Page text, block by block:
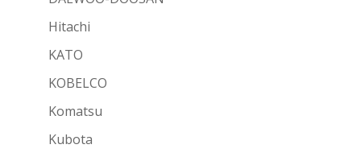
Hitachi
KATO
KOBELCO
Komatsu
Kubota